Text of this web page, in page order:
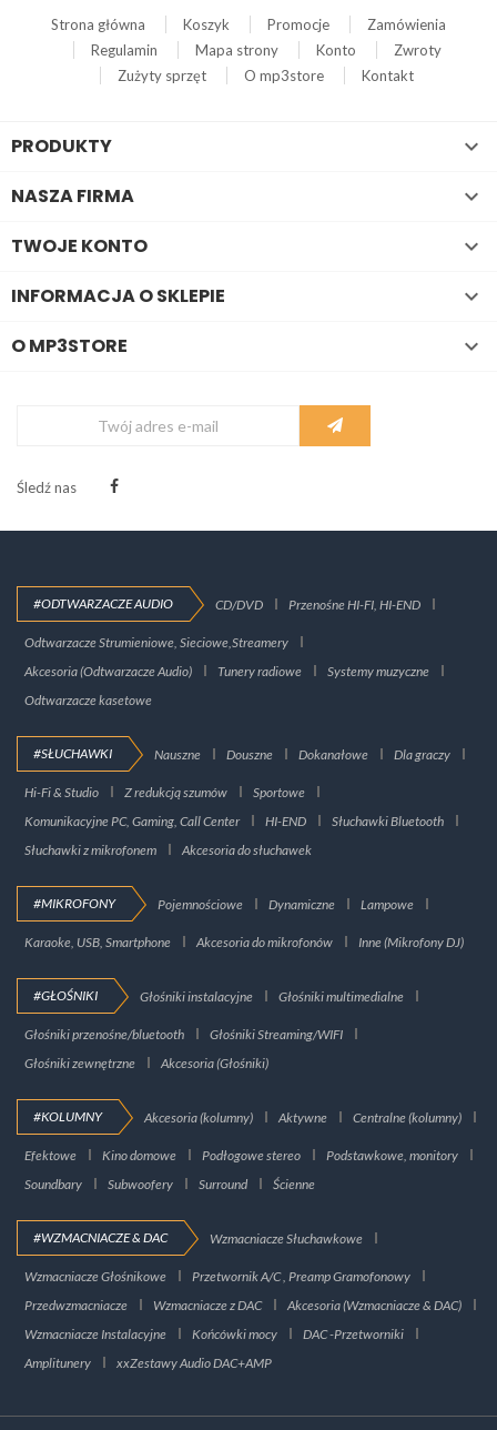
Strona główna Koszyk Promocje
Zamówienia
Regulamin
Mapa strony Konto
Zwroty
Zużyty sprzęt
O mp3store Kontakt
PRODUKTY 
NASZA FIRMA 
TWOJE KONTO 
INFORMACJA O SKLEPIE 
O MP3STORE 
Śledź nas
#ODTWARZACZE AUDIO CD/DVD Przenośne HI-FI, HI-END
Odtwarzacze Strumieniowe, Sieciowe,Streamery
Akcesoria (Odtwarzacze Audio)
Tunery radiowe
Systemy muzyczne
Odtwarzacze kasetowe
#SŁUCHAWKI Nauszne Douszne Dokanałowe Dla graczy
Hi-Fi & Studio Z redukcją szumów
Sportowe
Komunikacyjne PC, Gaming, Call Center
HI-END
Słuchawki Bluetooth
Słuchawki z mikrofonem
Akcesoria do słuchawek
#MIKROFONY Pojemnościowe Dynamiczne Lampowe
Karaoke, USB, Smartphone Akcesoria do mikrofonów Inne (Mikrofony DJ)
#GŁOŚNIKI Głośniki instalacyjne Głośniki multimedialne
Głośniki przenośne/bluetooth
Głośniki Streaming/WIFI
Głośniki zewnętrzne
Akcesoria (Głośniki)
#KOLUMNY Akcesoria (kolumny) Aktywne Centralne (kolumny)
Efektowe Kino domowe Podłogowe stereo
Podstawkowe, monitory
Soundbary
Subwoofery Surround Ścienne
#WZMACNIACZE & DAC Wzmacniacze Słuchawkowe
Wzmacniacze Głośnikowe
Przetwornik A/C , Preamp Gramofonowy
Przedwzmacniacze
Wzmacniacze z DAC
Akcesoria (Wzmacniacze & DAC)
Wzmacniacze Instalacyjne
Końcówki mocy
DAC -Przetworniki
Amplitunery
xxZestawy Audio DAC+AMP